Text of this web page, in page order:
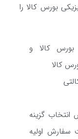
بورس کالا را
بورس کالا و
کالا
انتخاب گزینه
سفارش اولیه